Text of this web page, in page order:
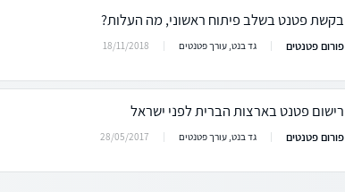
בקשת פטנט בשלב פיתוח ראשוני, מה העלות?
פורום פטנטים גד בנט, עורך פטנטים 18/11/2018
רישום פטנט בארצות הברית לפני ישראל
פורום פטנטים גד בנט, עורך פטנטים 28/05/2017